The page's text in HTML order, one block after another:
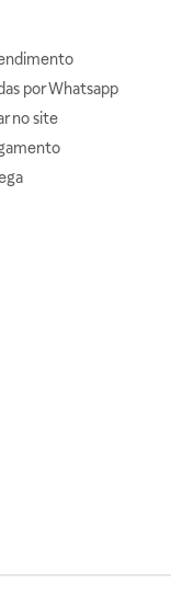
por Whatsapp
no site